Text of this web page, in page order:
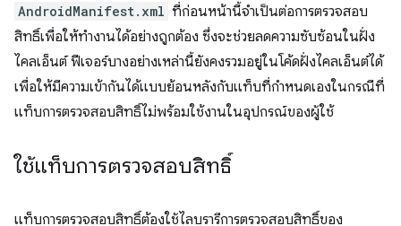
AndroidManifest.xml ที่ก่อนหน้านี้จำเป็นต่อการตรวจสอบ
สิทธิ์เพื่อให้ทำงานได้อย่างถูกต้อง ซึ่งจะช่วยลดความซับซ้อนในฝั่ง
ไคลเอ็นต์ ฟีเจอร์บางอย่างเหล่านี้ยังคงรวมอยู่ในโค้ดฝั่งไคลเอ็นต์ได้
เพื่อให้มีความเข้ากันได้แบบย้อนหลังกับแท็บที่กำหนดเองในกรณีที่
แท็บการตรวจสอบสิทธิ์ไม่พร้อมใช้งานในอุปกรณ์ของผู้ใช้
ใช้แท็บการตรวจสอบสิทธิ์
แท็บการตรวจสอบสิทธิ์ต้องใช้ไลบรารีการตรวจสอบสิทธิ์ของ